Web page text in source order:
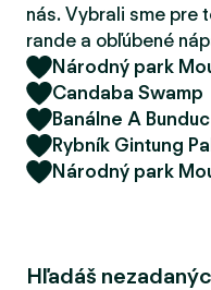
nás. Vybrali sme pre
rande a obľúbené
Národný park
Candaba Swamp
Banálne A
Rybník Gintung
Národný park
Hľadáš